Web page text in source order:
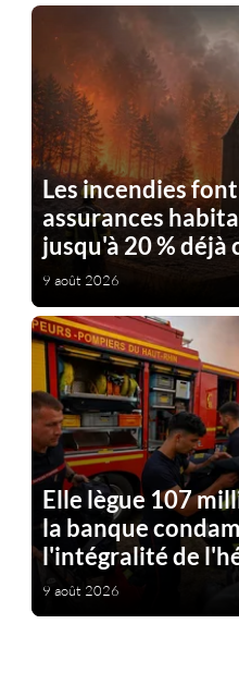
Les incendies
assurances
jusqu'à 20 % déjà
9 août 2026
Elle lègue 107
la banque
l'intégralité de
9 août 2026